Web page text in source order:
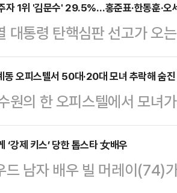
결 이후 역대 최장시간 평의
4, 기각 혹은 각하 4의 '4대
고 전망했다. 다만 일각에서
정 추진, 마은혁 헌법재판관
되면서 일부 재판관이 의견
자 1위 '김문수' 29.5%…홍준표·한동훈·오
대통령 탄핵심판 선고가 오
력한 여권 대권주자로 김
준표 대구광역시장·한동훈
(8.0%) 순으로 높은 응답률
사공정㈜에 의뢰해 지난 3
국민의힘 지지층 및 무당
범여권 대선 후보로 누가
동 오피스텔서 50대·20대 모녀 추락해 숨
원의 한 오피스텔에서 모녀
경기도 수원시 팔달구 인계
이 숨진 채 발견됐다.경찰에
성 A 씨와 그의 딸인 20대
‘강제 키스’ 당한 톱스타 女배우
드 남자 배우 빌 머레이(74)